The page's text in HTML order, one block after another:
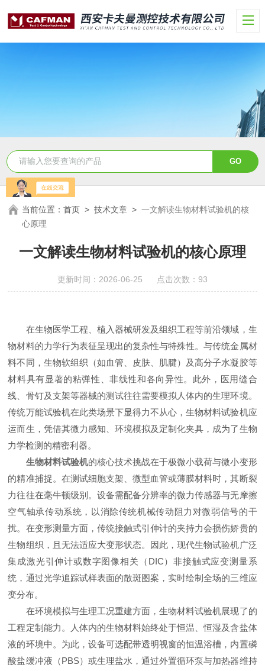
当前位置：首页 >技术文章 >一文解读生物材料试验机的核
心原理
一文解读生物材料试验机的核心原理
更新时间：2026-06-25 点击次数：93
在生物医学工程、植入器械研发及组织工程等前沿领域，生
物材料的力学行为表征呈现出的复杂性与特殊性。与传统金属材
料不同，生物软组织（如血管、皮肤、肌腱）及高分子水凝胶等
材料具有显著的粘弹性、非线性和各向异性。此外，医用缝合
线、骨钉及支架等器械的测试往往需要模拟人体内的生理环境。
传统万能试验机在此类场景下显得力不从心，生物材料试验机应
运而生，凭借其微力感知、环境模拟及定制化夹具，成为了生物
力学检测的精密利器。
生物材料试验机的核心技术挑战在于极微小载荷与微小变形
的精准捕捉。在测试细胞支架、微型血管或薄膜材料时，其断裂
力往往在毫牛顿级别。设备需配备分辨率的微力传感器与无摩擦
空气轴承传动系统，以消除传统机械传动阻力对微弱信号的干
扰。在变形测量方面，传统接触式引伸计的夹持力会损伤娇贵的
生物组织，且无法适应大变形状态。因此，现代生物试验机广泛
集成激光引伸计或数字图像相关（DIC）非接触式应变测量系
统，通过光学追踪试样表面的散斑图案，实时绘制全场的三维应
变分布。
在环境模拟与生理工况重建方面，生物材料试验机展现了的
工程定制能力。人体内的生物材料始终处于恒温、恒湿及含盐体
液的环境中。为此，设备可选配带透明视窗的恒温浴槽，内置磷
酸盐缓冲液（PBS）或生理盐水，通过外置循环泵与加热器维持